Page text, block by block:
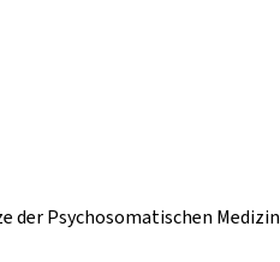
der Psychosomatischen Medizin